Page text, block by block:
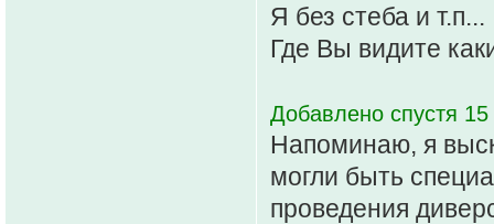
Я без стеба и т.п...
Где Вы видите
Добавлено спустя
Напоминаю, я
могли быть
проведения